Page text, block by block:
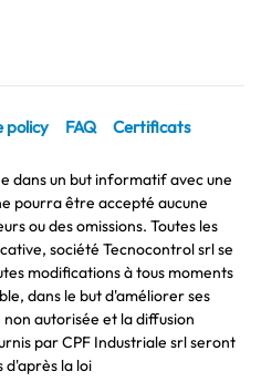
policy FAQ Certificats
dans un but informatif avec une
pourra être accepté aucune
ou des omissions. Toutes les
société Tecnocontrol srl se
modifications à tous moments
dans le but d'améliorer ses
autorisée et la diffusion
par CPF Industriale srl seront
d'après la loi